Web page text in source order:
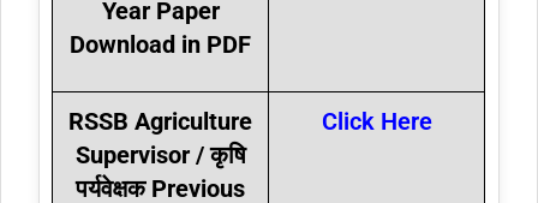
Year Paper
Download in PDF
RSSB Agriculture
Supervisor / कृषि
पर्यवेक्षक Previous
Click Here